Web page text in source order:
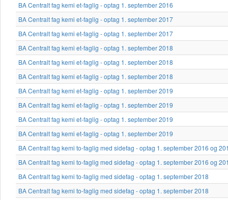
BA Centralt fag kemi et-faglig - optag 1. september 2016
BA Centralt fag kemi et-faglig - optag 1. september 2017
BA Centralt fag kemi et-faglig - optag 1. september 2017
BA Centralt fag kemi et-faglig - optag 1. september 2018
BA Centralt fag kemi et-faglig - optag 1. september 2018
BA Centralt fag kemi et-faglig - optag 1. september 2018
BA Centralt fag kemi et-faglig - optag 1. september 2019
BA Centralt fag kemi et-faglig - optag 1. september 2019
BA Centralt fag kemi et-faglig - optag 1. september 2019
BA Centralt fag kemi et-faglig - optag 1. september 2019
BA Centralt fag kemi to-faglig med sidefag - optag 1. september 2016 og
BA Centralt fag kemi to-faglig med sidefag - optag 1. september 2016 og
BA Centralt fag kemi to-faglig med sidefag - optag 1. september 2018
BA Centralt fag kemi to-faglig med sidefag - optag 1. september 2018